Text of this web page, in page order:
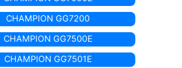
CHAMPION GG7200
CHAMPION GG7500E
CHAMPION GG7501E